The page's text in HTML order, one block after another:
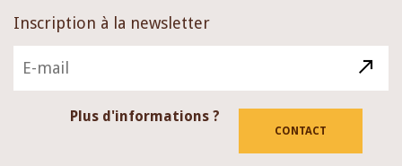
Inscription à la newsletter
Plus d'informations ?
CONTACT